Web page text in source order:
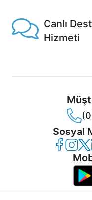
Canlı
Hizmeti
Sosyal
Casper